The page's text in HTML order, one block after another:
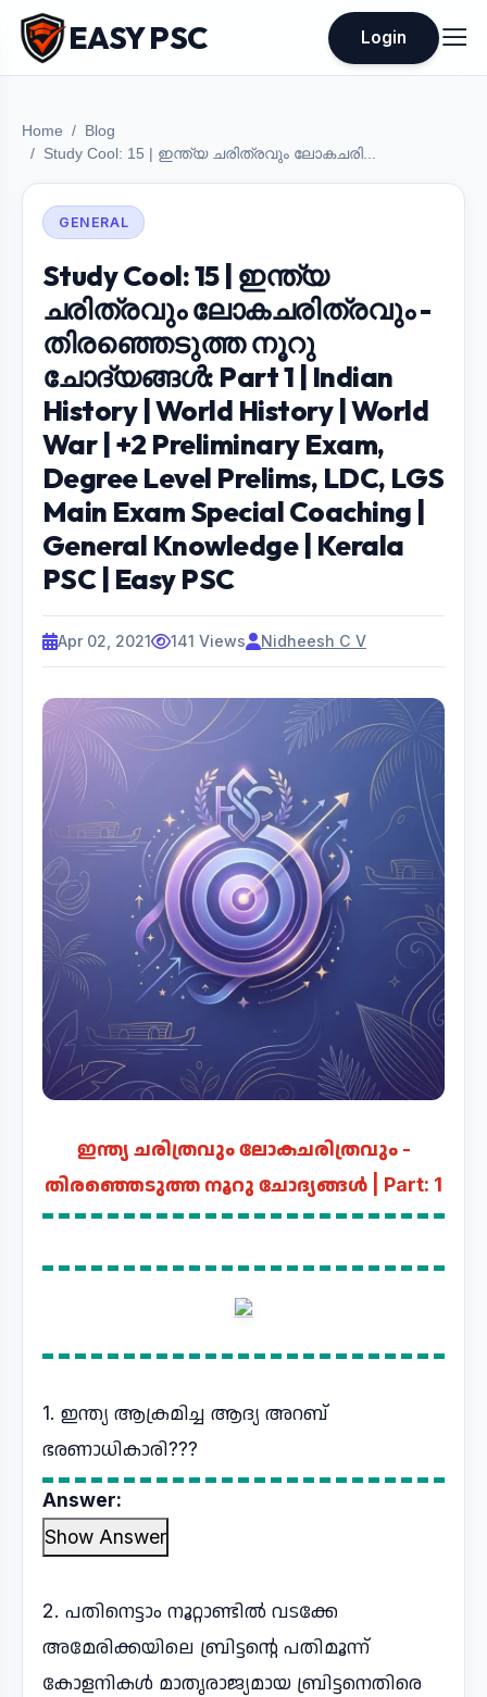
EASY PSC Login
Home
Blog
Study Cool: 15 | ഇന്ത്യ ചരിത്രവും ലോകചരി...
GENERAL
Study Cool: 15 | ഇന്ത്യ
ചരിത്രവും ലോകചരിത്രവും -
തിരഞ്ഞെടുത്ത നൂറു
ചോദ്യങ്ങൾ: Part 1 | Indian
History | World History | World
War | +2 Preliminary Exam,
Degree Level Prelims, LDC, LGS
Main Exam Special Coaching |
General Knowledge | Kerala
PSC | Easy PSC
Apr 02, 2021 141 Views Nidheesh C V
ഇന്ത്യ ചരിത്രവും ലോകചരിത്രവും -
തിരഞ്ഞെടുത്ത നൂറു ചോദ്യങ്ങൾ | Part: 1
1. ഇന്ത്യ ആക്രമിച്ച ആദ്യ അറബ്
ഭരണാധികാരി???
Answer:
Show Answer
2. പതിനെട്ടാം നൂറ്റാണ്ടിൽ വടക്കേ
അമേരിക്കയിലെ ബ്രിട്ടന്റെ പതിമൂന്ന്
കോളനികൾ മാതൃരാജ്യമായ ബ്രിട്ടനെതിരെ